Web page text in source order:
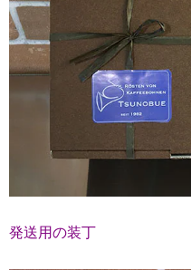
発送用の装丁